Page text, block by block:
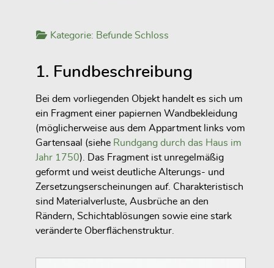
Kategorie: Befunde Schloss
1. Fundbeschreibung
Bei dem vorliegenden Objekt handelt es sich um
ein Fragment einer papiernen Wandbekleidung
(möglicherweise aus dem Appartment links vom
Gartensaal (siehe Rundgang durch das Haus im
Jahr 1750). Das Fragment ist unregelmäßig
geformt und weist deutliche Alterungs- und
Zersetzungserscheinungen auf. Charakteristisch
sind Materialverluste, Ausbrüche an den
Rändern, Schichtablösungen sowie eine stark
veränderte Oberflächenstruktur.